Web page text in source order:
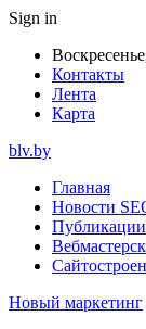
Sign in
Контакты
Лента
Карта
blv.by
Главная
Новости
Публикации
Новый маркетинг